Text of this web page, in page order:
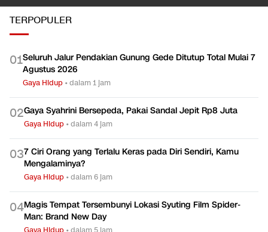
TERPOPULER
01Seluruh Jalur Pendakian Gunung Gede Ditutup Total Mulai 7
Agustus 2026
Gaya Hidup •dalam 1 jam
02Gaya Syahrini Bersepeda, Pakai Sandal Jepit Rp8 Juta
Gaya Hidup •dalam 4 jam
037 Ciri Orang yang Terlalu Keras pada Diri Sendiri, Kamu
Mengalaminya?
Gaya Hidup •dalam 6 jam
04Magis Tempat Tersembunyi Lokasi Syuting Film Spider-
Man: Brand New Day